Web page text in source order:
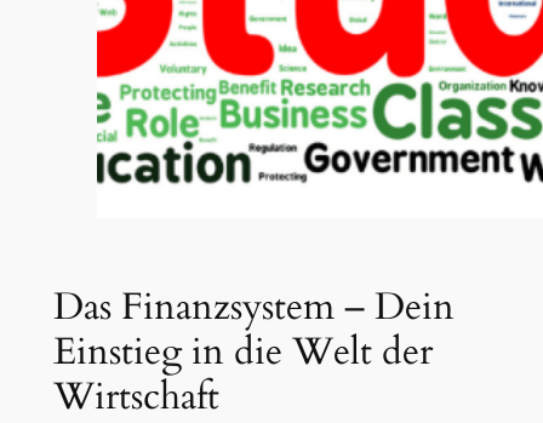
Das Finanzsystem – Dein
Einstieg in die Welt der
Wirtschaft